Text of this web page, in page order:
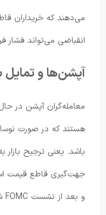
می‌دهند که خریداران
انقباضی می‌تواند فشار
آپشن‌ها و تمایل
معامله‌گران آپشن در
هستند که در صورت
باشد. یعنی ترجیح بازار
جهت‌گیری قاطع قیمت
و بعد از نشست FOMC شدت بگیرد.